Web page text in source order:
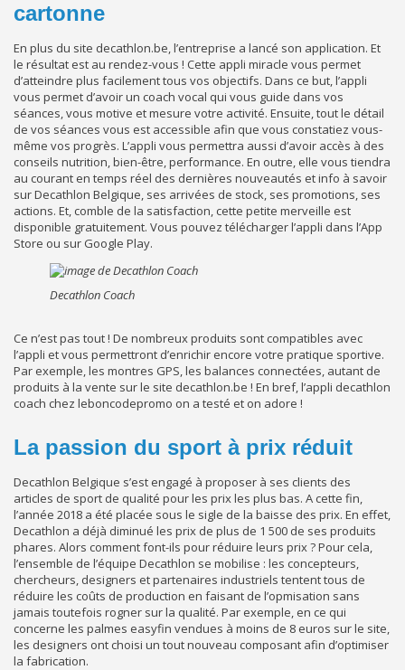
cartonne
En plus du site decathlon.be, l’entreprise a lancé son application. Et
le résultat est au rendez-vous ! Cette appli miracle vous permet
d’atteindre plus facilement tous vos objectifs. Dans ce but, l’appli
vous permet d’avoir un coach vocal qui vous guide dans vos
séances, vous motive et mesure votre activité. Ensuite, tout le détail
de vos séances vous est accessible afin que vous constatiez vous-
même vos progrès. L’appli vous permettra aussi d’avoir accès à des
conseils nutrition, bien-être, performance. En outre, elle vous tiendra
au courant en temps réel des dernières nouveautés et info à savoir
sur Decathlon Belgique, ses arrivées de stock, ses promotions, ses
actions. Et, comble de la satisfaction, cette petite merveille est
disponible gratuitement. Vous pouvez télécharger l’appli dans l’App
Store ou sur Google Play.
Decathlon Coach
Ce n’est pas tout ! De nombreux produits sont compatibles avec
l’appli et vous permettront d’enrichir encore votre pratique sportive.
Par exemple, les montres GPS, les balances connectées, autant de
produits à la vente sur le site decathlon.be ! En bref, l’appli decathlon
coach chez leboncodepromo on a testé et on adore !
La passion du sport à prix réduit
Decathlon Belgique s’est engagé à proposer à ses clients des
articles de sport de qualité pour les prix les plus bas. A cette fin,
l’année 2018 a été placée sous le sigle de la baisse des prix. En effet,
Decathlon a déjà diminué les prix de plus de 1 500 de ses produits
phares. Alors comment font-ils pour réduire leurs prix ? Pour cela,
l’ensemble de l’équipe Decathlon se mobilise : les concepteurs,
chercheurs, designers et partenaires industriels tentent tous de
réduire les coûts de production en faisant de l’opmisation sans
jamais toutefois rogner sur la qualité. Par exemple, en ce qui
concerne les palmes easyfin vendues à moins de 8 euros sur le site,
les designers ont choisi un tout nouveau composant afin d’optimiser
la fabrication.